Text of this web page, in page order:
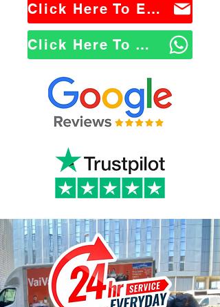
Click Here To Email Us
Click Here To WhatsApp Us